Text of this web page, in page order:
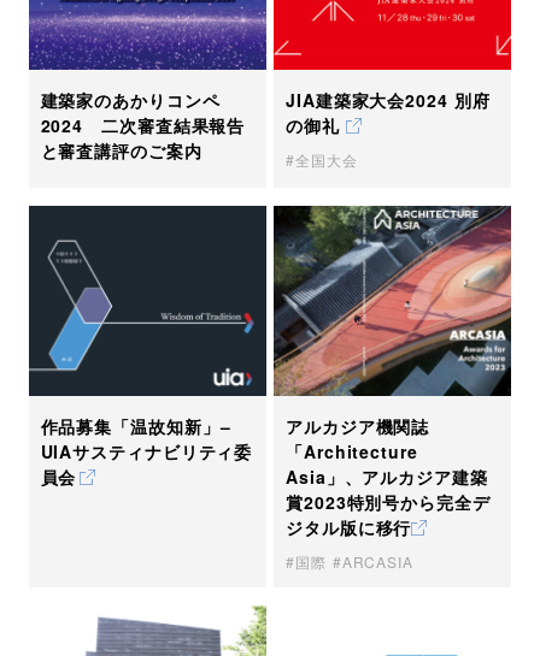
建築家のあかりコンペ
2024 二次審査結果報告
と審査講評のご案内
JIA建築家大会2024 別府
の御礼
全国大会
作品募集「温故知新」–
UIAサスティナビリティ委
員会
アルカジア機関誌
「Architecture
Asia」、アルカジア建築
賞2023特別号から完全デ
ジタル版に移行
国際 ARCASIA